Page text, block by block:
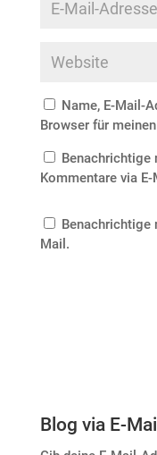
Name, E-Mail-
Browser für
Benachrichtige
Kommentare via E-
Benachrichtige
Mail.
Blog via E-